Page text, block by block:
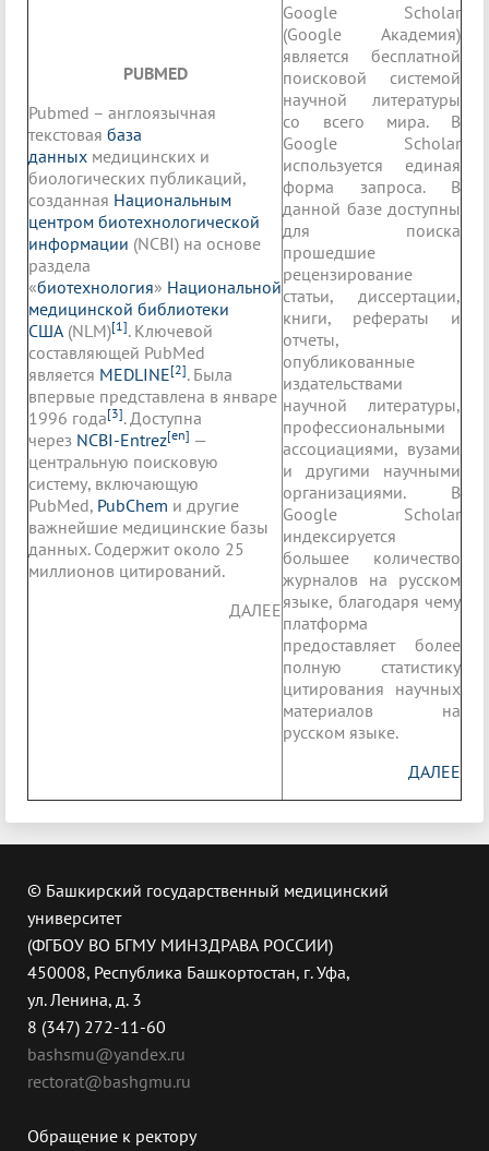
PUBMED
Pubmed – англоязычная
текстовая база
данных медицинских и
биологических публикаций,
созданная Национальным
центром биотехнологической
информации (NCBI) на основе
раздела
«биотехнология» Национальной
медицинской библиотеки
США (NLM)[1]. Ключевой
составляющей PubMed
является MEDLINE[2]. Была
впервые представлена в январе
1996 года[3]. Доступна
через NCBI-Entrez[en] —
центральную поисковую
систему, включающую
PubMed, PubChem и другие
важнейшие медицинские базы
данных. Содержит около 25
миллионов цитирований.
ДАЛЕЕ
Google Scholar
(Google Академия)
является бесплатной
поисковой системой
научной литературы
со всего мира. В
Google Scholar
используется единая
форма запроса. В
данной базе доступны
для поиска
прошедшие
рецензирование
статьи, диссертации,
книги, рефераты и
отчеты,
опубликованные
издательствами
научной литературы,
профессиональными
ассоциациями, вузами
и другими научными
организациями. В
Google Scholar
индексируется
большее количество
журналов на русском
языке, благодаря чему
платформа
предоставляет более
полную статистику
цитирования научных
материалов на
русском языке.
ДАЛЕЕ
© Башкирский государственный медицинский
университет
(ФГБОУ ВО БГМУ МИНЗДРАВА РОССИИ)
450008, Республика Башкортостан, г. Уфа,
ул. Ленина, д. 3
8 (347) 272-11-60
bashsmu@yandex.ru
rectorat@bashgmu.ru
Обращение к ректору